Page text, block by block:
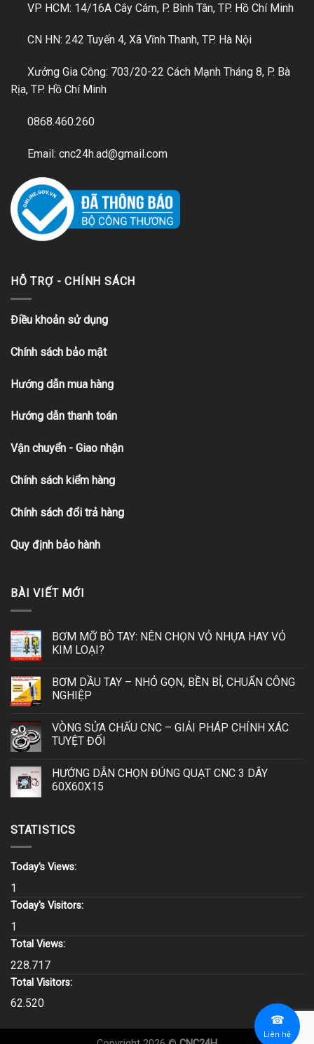
VP HCM: 14/16A Cây Cám, P. Bình Tân, TP. Hồ Chí Minh
CN HN: 242 Tuyến 4, Xã Vĩnh Thanh, TP. Hà Nội
Xưởng Gia Công: 703/20-22 Cách Mạnh Tháng 8, P. Bà
Rịa, TP. Hồ Chí Minh
0868.460.260
Email: cnc24h.ad@gmail.com
HỖ TRỢ - CHÍNH SÁCH
Điều khoản sử dụng
Chính sách bảo mật
Hướng dẫn mua hàng
Hướng dẫn thanh toán
Vận chuyển - Giao nhận
Chính sách kiểm hàng
Chính sách đổi trả hàng
Quy định bảo hành
BÀI VIẾT MỚI
BƠM MỠ BÒ TAY: NÊN CHỌN VỎ NHỰA HAY VỎ
KIM LOẠI?
BƠM DẦU TAY – NHỎ GỌN, BỀN BỈ, CHUẨN CÔNG
NGHIỆP
VÒNG SỬA CHẤU CNC – GIẢI PHÁP CHÍNH XÁC
TUYỆT ĐỐI
HƯỚNG DẪN CHỌN ĐÚNG QUẠT CNC 3 DÂY
60X60X15
STATISTICS
Today's Views:
1
Today's Visitors:
1
Total Views:
228.717
Total Visitors:
62.520
☎
Liên hệ